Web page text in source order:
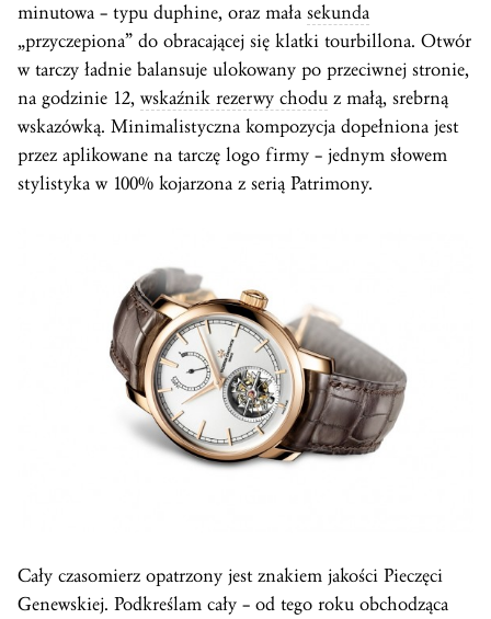
minutowa – typu duphine, oraz mała sekunda
„przyczepiona” do obracającej się klatki tourbillona. Otwór
w tarczy ładnie balansuje ulokowany po przeciwnej stronie,
na godzinie 12, wskaźnik rezerwy chodu z małą, srebrną
wskazówką. Minimalistyczna kompozycja dopełniona jest
przez aplikowane na tarczę logo firmy – jednym słowem
stylistyka w 100% kojarzona z serią Patrimony.
Cały czasomierz opatrzony jest znakiem jakości Pieczęci
Genewskiej. Podkreślam cały – od tego roku obchodząca